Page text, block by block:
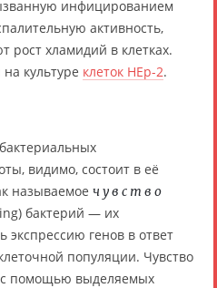
инфицированием
активность,
рост хламидий в клетках.
культуре клеток HEp-2.
видимо, состоит в её
называемое чувство
бактерий — их
экспрессию генов в ответ
популяции. Чувство
с помощью выделяемых